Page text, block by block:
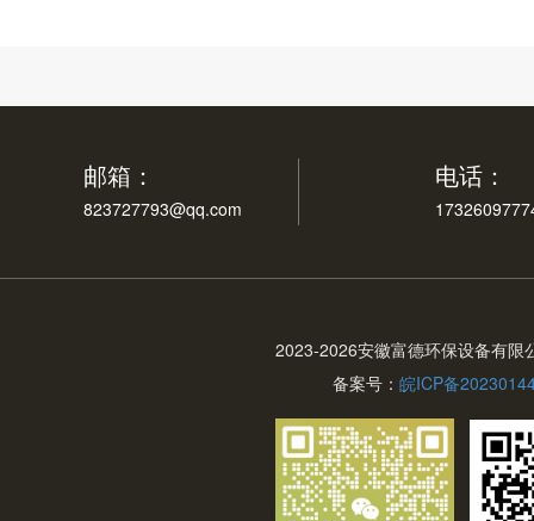
邮箱：
823727793@qq.com
电话：
2023-2026安徽富德环保设备有限
备案号： 皖ICP备